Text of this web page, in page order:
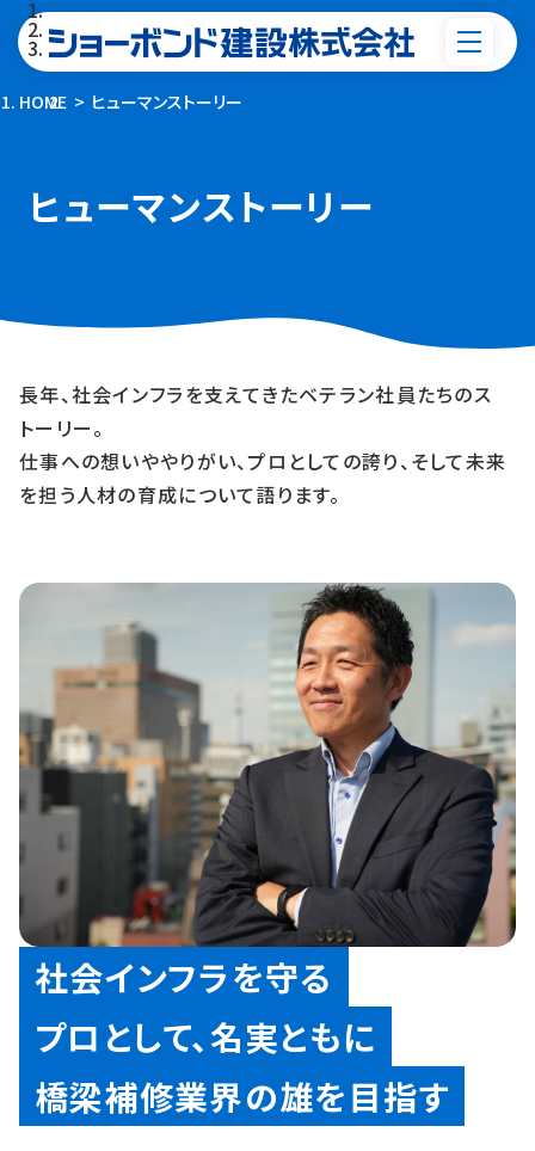
HOME ヒューマンストーリー
ヒューマンストーリー
長年、社会インフラを支えてきたベテラン社員たちのス
トーリー。
仕事への想いややりがい、プロとしての誇り、そして未来
を担う人材の育成について語ります。
社会インフラを守る
プロとして、名実ともに
橋梁補修業界の雄を目指す